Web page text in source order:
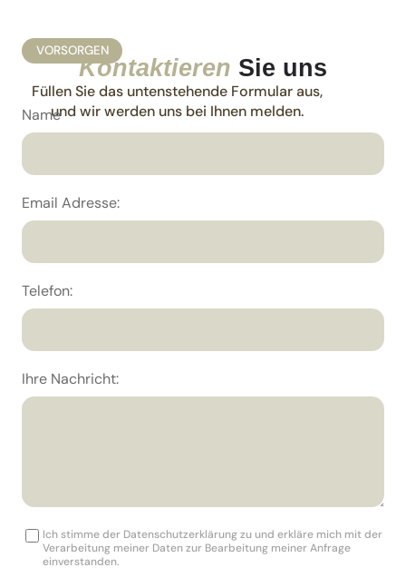
VORSORGEN
Kontaktieren Sie uns
Füllen Sie das untenstehende Formular aus,
und wir werden uns bei Ihnen melden.
Name
Email Adresse:
Telefon:
Ihre Nachricht:
Ich stimme der Datenschutzerklärung zu und erkläre mich mit der
Verarbeitung meiner Daten zur Bearbeitung meiner Anfrage
einverstanden.